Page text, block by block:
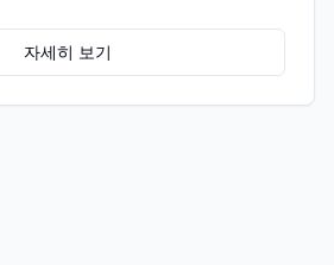
자세히 보기